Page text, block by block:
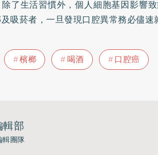
了生活習慣外，個人細胞基因影響
吸菸者，一旦發現口腔異常務必儘速
檳榔 喝酒 口腔癌
部
輯團隊